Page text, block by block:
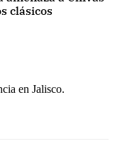
clásicos
en Jalisco.